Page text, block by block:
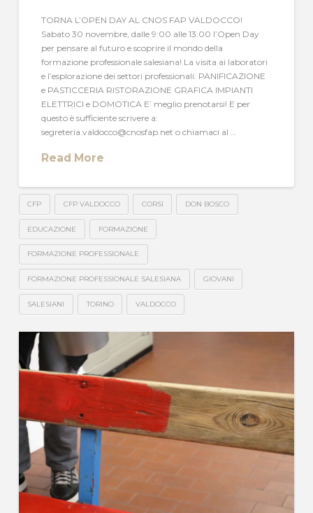
TORNA L’OPEN DAY AL CNOS FAP VALDOCCO!
Sabato 30 novembre, dalle 9:00 alle 13:00 l’Open Day
per pensare al futuro e scoprire il mondo della
formazione professionale salesiana! La visita ai laboratori
e l’esplorazione dei settori professionali: PANIFICAZIONE
e PASTICCERIA RISTORAZIONE GRAFICA IMPIANTI
ELETTRICI e DOMOTICA E’ meglio prenotarsi! E per
questo è sufficiente scrivere a:
segreteria.valdocco@cnosfap.net o chiamaci al …
Read More
CFP CFP VALDOCCO CORSI DON BOSCO
EDUCAZIONE FORMAZIONE
FORMAZIONE PROFESSIONALE
FORMAZIONE PROFESSIONALE SALESIANA GIOVANI
SALESIANI TORINO VALDOCCO